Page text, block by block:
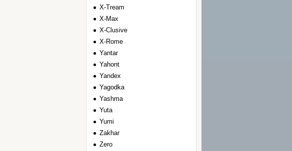
Х-Tream
Х-Max
Х-Clusive
Х-Rome
Yantar
Yahont
Yandex
Yagodka
Yashma
Yuta
Yumi
Zakhar
Zero